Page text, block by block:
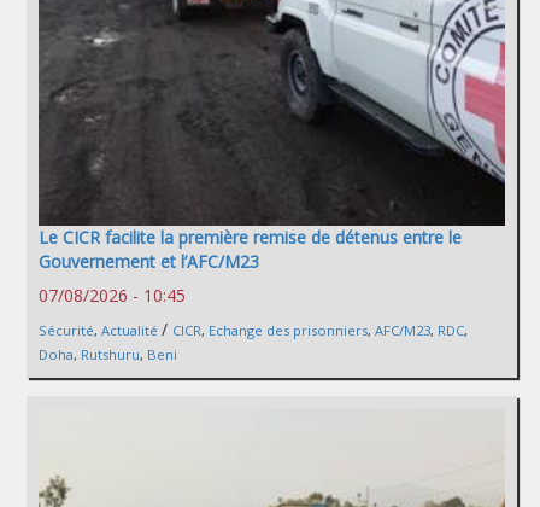
Le CICR facilite la première remise de détenus entre le
Gouvernement et l’AFC/M23
07/08/2026 - 10:45
Sécurité, Actualité / CICR, Echange des prisonniers, AFC/M23, RDC,
Doha, Rutshuru, Beni